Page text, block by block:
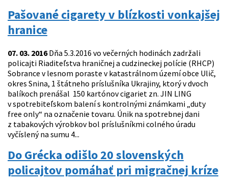
Pašované cigarety v blízkosti vonkajšej
hranice
07. 03. 2016Dňa 5.3.2016 vo večerných hodinách zadržali
policajti Riaditeľstva hraničnej a cudzineckej polície (RHCP)
Sobrance v lesnom poraste v katastrálnom území obce Ulič,
okres Snina, 1 štátneho príslušníka Ukrajiny, ktorý v dvoch
balíkoch prenášal 150 kartónov cigariet zn. JIN LING
v spotrebiteľskom balení s kontrolnými známkami „duty
free only“ na označenie tovaru. Únik na spotrebnej dani
z tabakových výrobkov bol príslušníkmi colného úradu
vyčíslený na sumu 4...
Do Grécka odišlo 20 slovenských
policajtov pomáhať pri migračnej kríze